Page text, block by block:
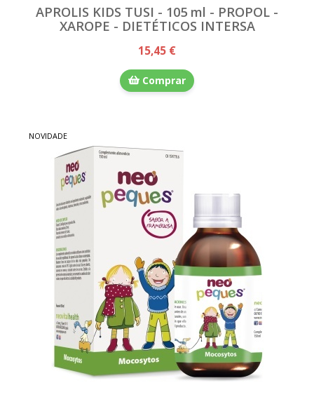
APROLIS KIDS TUSI - 105 ml - PROPOL -
XAROPE - DIETÉTICOS INTERSA
15,45 €
Comprar
NOVIDADE